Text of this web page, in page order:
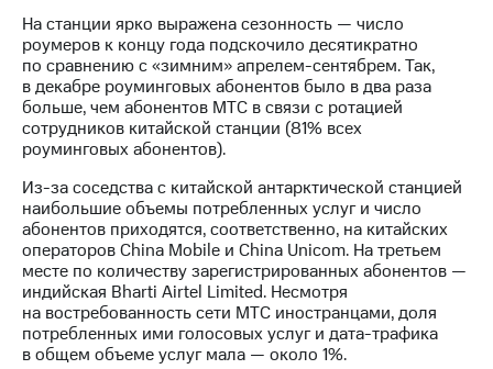
На станции ярко выражена сезонность — число
роумеров к концу года подскочило десятикратно
по сравнению с «зимним» апрелем-сентябрем. Так,
в декабре роуминговых абонентов было в два раза
больше, чем абонентов МТС в связи с ротацией
сотрудников китайской станции (81% всех
роуминговых абонентов).
Из-за соседства с китайской антарктической станцией
наибольшие объемы потребленных услуг и число
абонентов приходятся, соответственно, на китайских
операторов China Mobile и China Unicom. На третьем
месте по количеству зарегистрированных абонентов —
индийская Bharti Airtel Limited. Несмотря
на востребованность сети МТС иностранцами, доля
потребленных ими голосовых услуг и дата-трафика
в общем объеме услуг мала — около 1%.